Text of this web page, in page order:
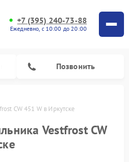
+7 (395) 240-73-88
Ежедневно, с 10:00 до 20:00
Позвонить
CW 451 W в Иркутске
Vestfrost CW